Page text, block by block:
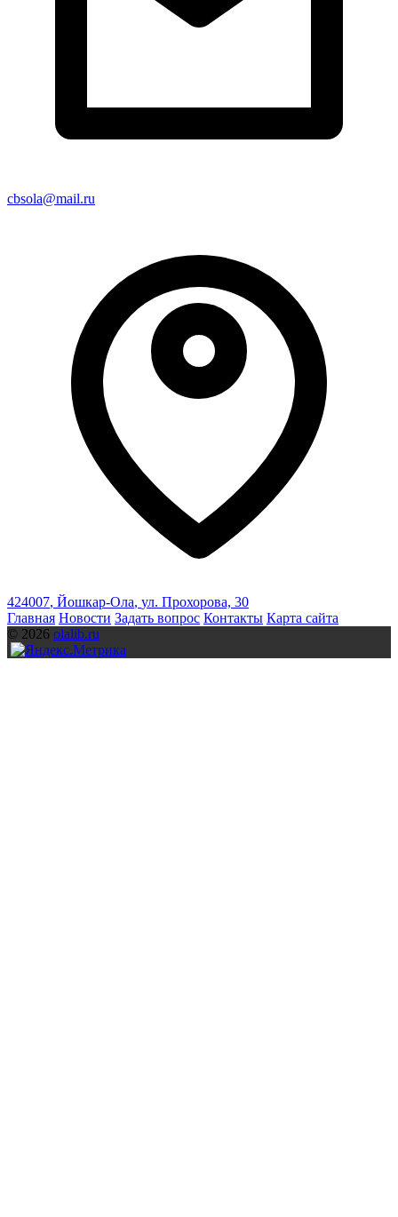
cbsola@mail.ru
424007, Йошкар-Ола, ул. Прохорова, 30
Главная Новости Задать вопрос Контакты Карта сайта
© 2026 olalib.ru